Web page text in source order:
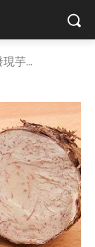
芋...